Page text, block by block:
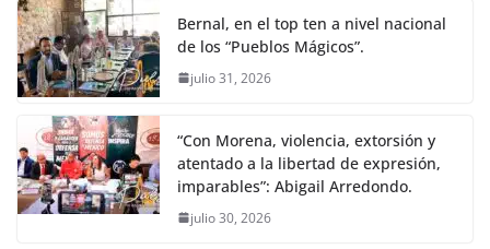
Bernal, en el top ten a nivel nacional
de los “Pueblos Mágicos”.
julio 31, 2026
“Con Morena, violencia, extorsión y
atentado a la libertad de expresión,
imparables”: Abigail Arredondo.
julio 30, 2026